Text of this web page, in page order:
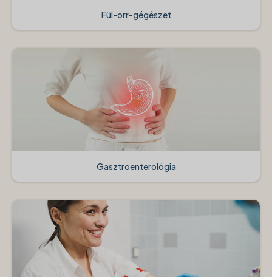
Fül-orr-gégészet
Gasztroenterológia